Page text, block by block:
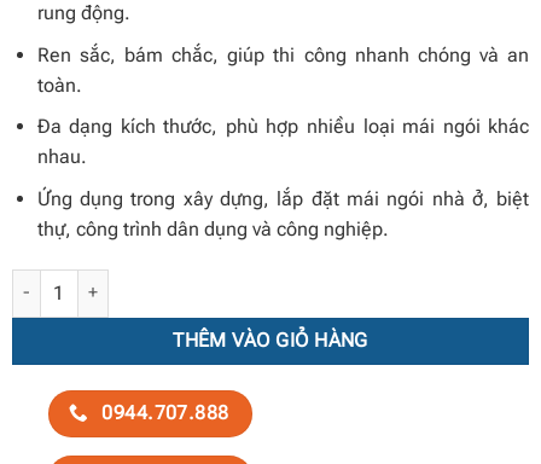
rung động.
Ren sắc, bám chắc, giúp thi công nhanh chóng và an
toàn.
Đa dạng kích thước, phù hợp nhiều loại mái ngói khác
nhau.
Ứng dụng trong xây dựng, lắp đặt mái ngói nhà ở, biệt
thự, công trình dân dụng và công nghiệp.
Vít bắn ngói inox số lượng
THÊM VÀO GIỎ HÀNG
0944.707.888